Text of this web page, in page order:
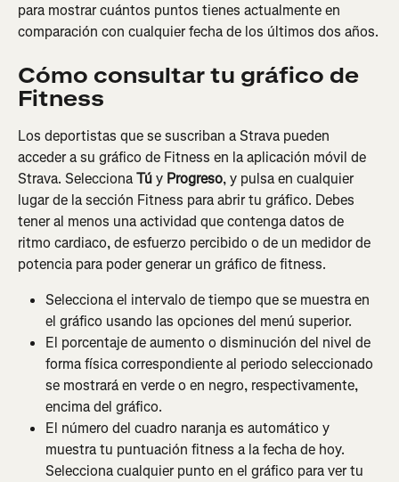
para mostrar cuántos puntos tienes actualmente en
comparación con cualquier fecha de los últimos dos años.
Cómo consultar tu gráfico de
Fitness
Los deportistas que se suscriban a Strava pueden
acceder a su gráfico de Fitness en la aplicación móvil de
Strava. Selecciona Tú y Progreso, y pulsa en cualquier
lugar de la sección Fitness para abrir tu gráfico. Debes
tener al menos una actividad que contenga datos de
ritmo cardiaco, de esfuerzo percibido o de un medidor de
potencia para poder generar un gráfico de fitness.
Selecciona el intervalo de tiempo que se muestra en
el gráfico usando las opciones del menú superior.
El porcentaje de aumento o disminución del nivel de
forma física correspondiente al periodo seleccionado
se mostrará en verde o en negro, respectivamente,
encima del gráfico.
El número del cuadro naranja es automático y
muestra tu puntuación fitness a la fecha de hoy.
Selecciona cualquier punto en el gráfico para ver tu